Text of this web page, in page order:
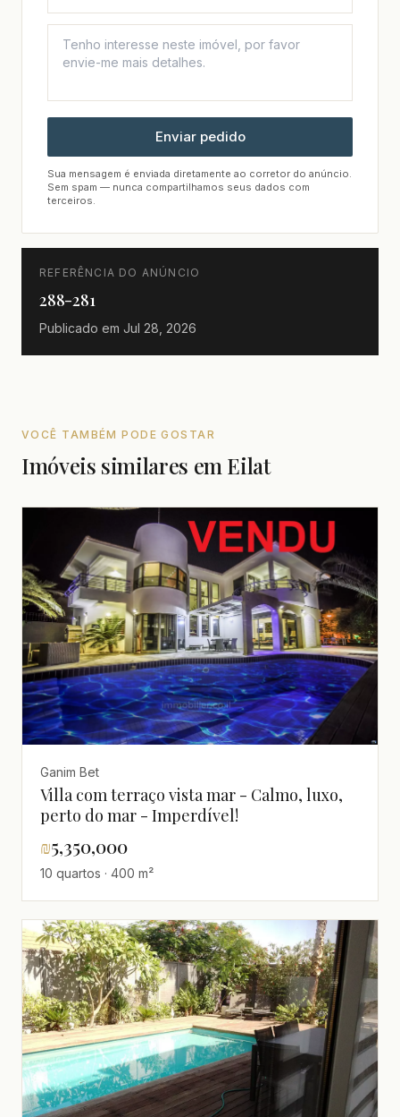
Enviar pedido
Sua mensagem é enviada diretamente ao corretor do anúncio.
Sem spam — nunca compartilhamos seus dados com
terceiros.
REFERÊNCIA DO ANÚNCIO
288-281
Publicado em Jul 28, 2026
VOCÊ TAMBÉM PODE GOSTAR
Imóveis similares em Eilat
Ganim Bet
Villa com terraço vista mar - Calmo, luxo,
perto do mar - Imperdível!
₪5,350,000
10 quartos · 400 m²